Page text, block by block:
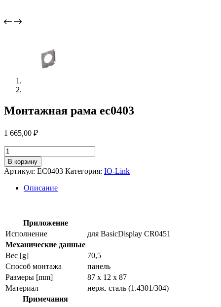
Монтажная рама ec0403
1 665,00 ₽
Количество
товара
Монтажная
рама
ec0403
В корзину
Артикул: EC0403 Категория: IO-Link
Описание
Приложение
Исполнение
для BasicDisplay CR0451
Механические данные
Вес [g]
70,5
Способ монтажа
панель
Размеры [mm]
87 x 12 x 87
Материал
нерж. сталь (1.4301/304)
Примечания